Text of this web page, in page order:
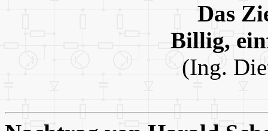
Das
Billig,
(Ing.